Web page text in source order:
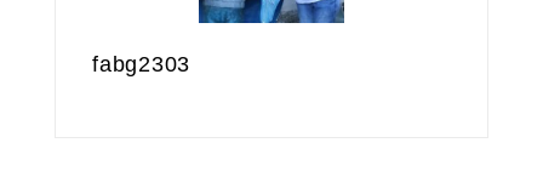
fabg2303